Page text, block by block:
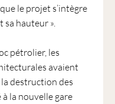
le projet s’intègre
sa hauteur ».
pétrolier, les
avaient
destruction des
à la nouvelle gare